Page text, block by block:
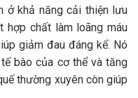
ở khả năng cải thiện lưu
chất làm loãng máu
giảm đau đáng kể. Nó
bào của cơ thể và tăng
thường xuyên còn giúp